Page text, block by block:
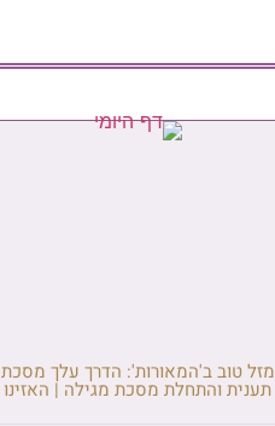
מזל טוב ב'המאורות': הדרך עלך מסכת
תענית והתחלת מסכת מגילה | האזינו